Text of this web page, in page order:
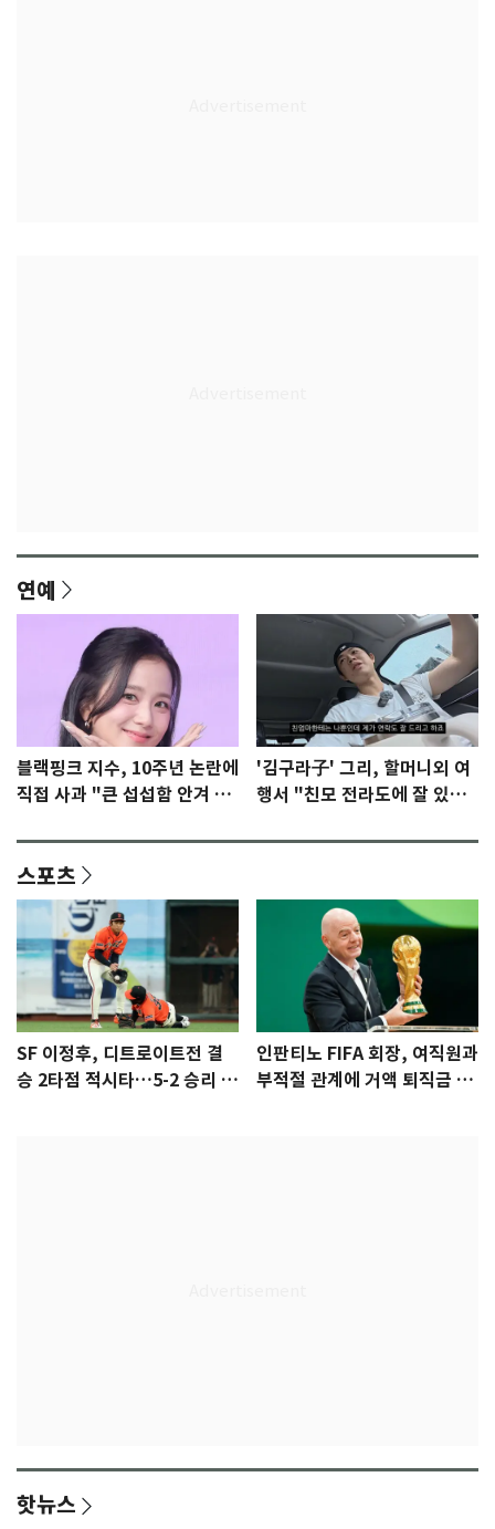
연예
블랙핑크 지수, 10주년 논란에
직접 사과 "큰 섭섭함 안겨 미
'김구라子' 그리, 할머니외 여
행서 "친모 전라도에 잘 있
스포츠
SF 이정후, 디트로이트전 결
승 2타점 적시타…5-2 승리 견
인판티노 FIFA 회장, 여직원과
부적절 관계에 거액 퇴직금 지
핫뉴스